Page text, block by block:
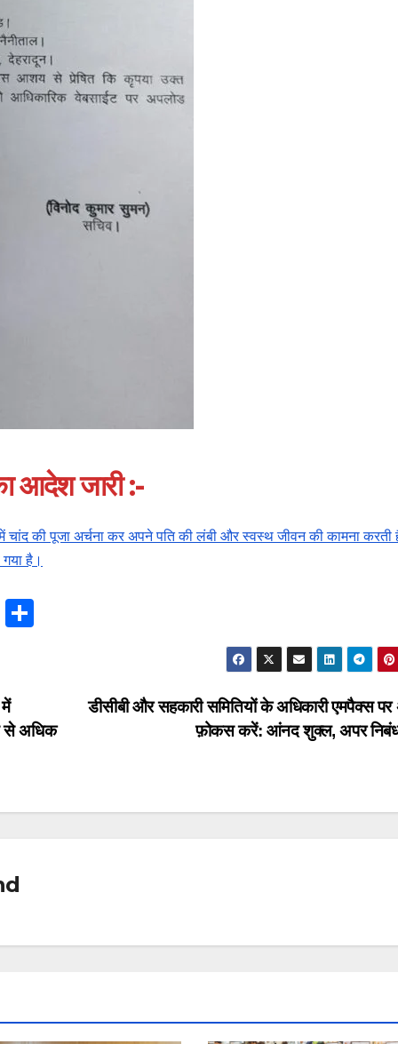
आदेश जारी :-
की पूजा अर्चना कर अपने पति की लंबी और स्वस्थ जीवन की कामना करती
है।
T
डीसीबी और सहकारी समितियों के अधिकारी एमपैक्स
फ़ोकस करें: आंनद शुक्ल, अपर
से अधिक